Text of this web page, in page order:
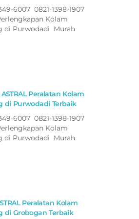
6007 0821-1398-1907
Kolam
di Purwodadi Murah
Peralatan Kolam
di Purwodadi Terbaik
6007 0821-1398-1907
Kolam
di Purwodadi Murah
Peralatan Kolam
di Grobogan Terbaik